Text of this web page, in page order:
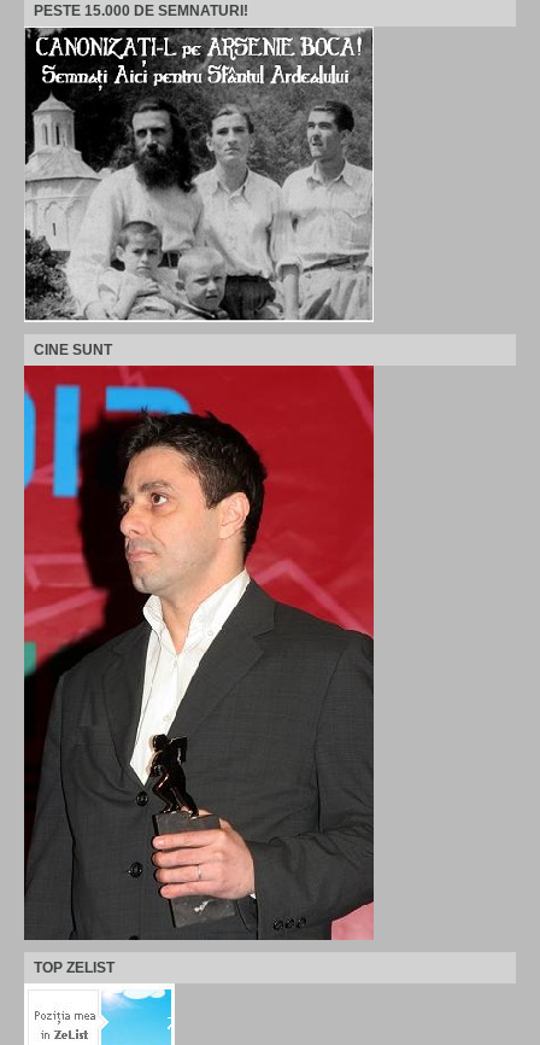
PESTE 15.000 DE SEMNATURI!
CINE SUNT
TOP ZELIST